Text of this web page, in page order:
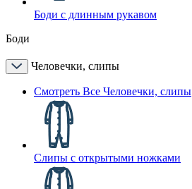
Боди с длинным рукавом
Боди
Человечки, слипы
Смотреть Все Человечки, слипы
Слипы с открытыми ножками